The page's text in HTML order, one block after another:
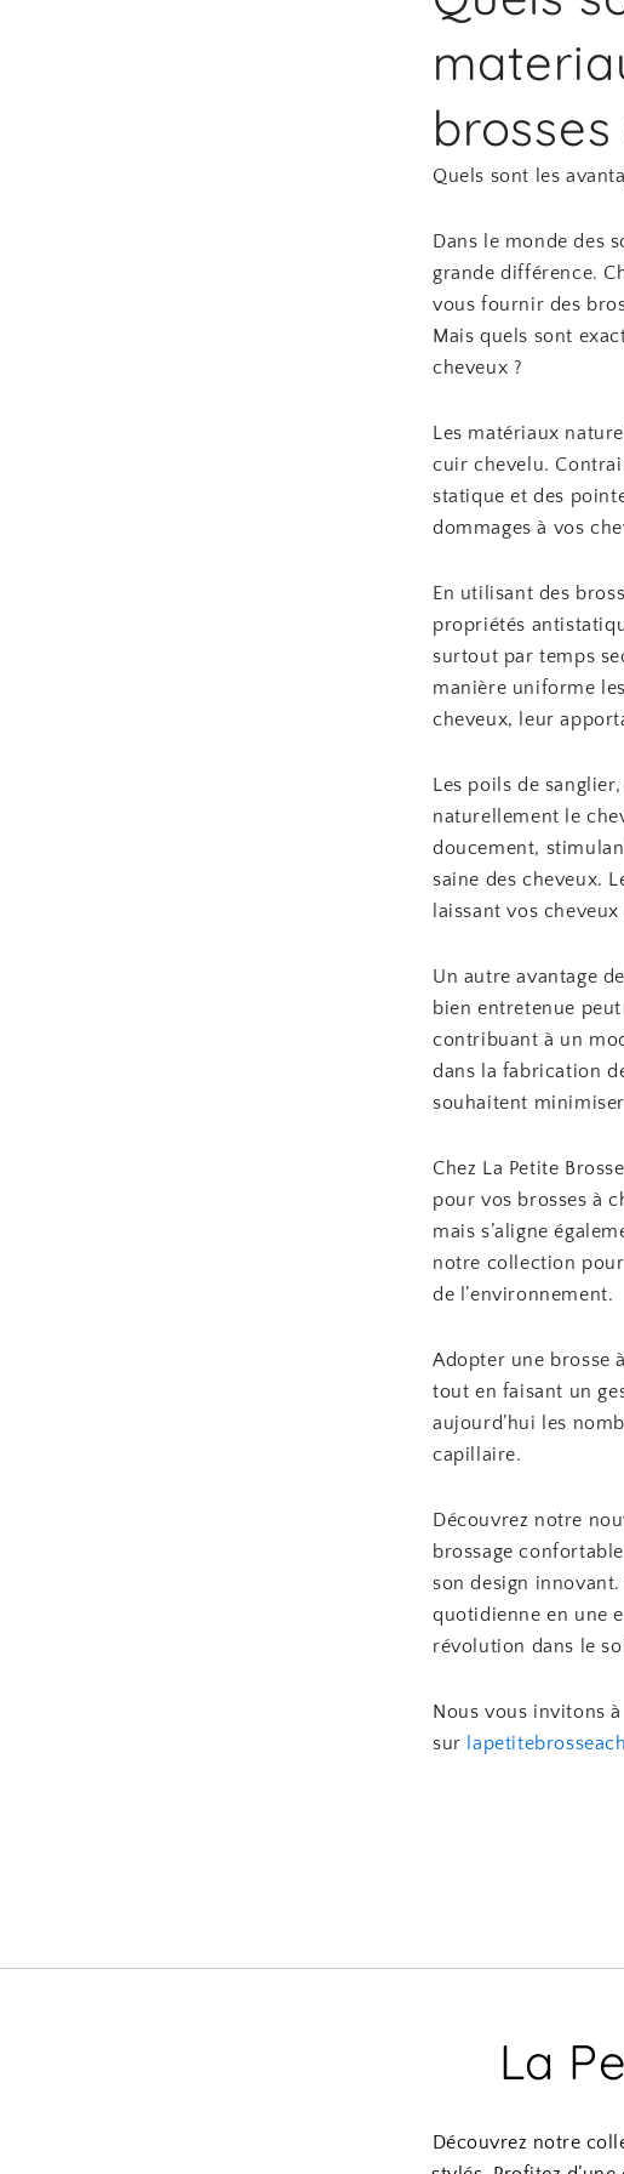
Quels sont les
Dans le monde des
grande différence.
vous fournir des
Mais quels sont
cheveux ?
Les matériaux
cuir chevelu.
statique et des
dommages à vos
En utilisant des
propriétés
surtout par temps
manière uniforme
cheveux, leur
Les poils de
naturellement le
doucement,
saine des cheveux.
laissant vos
Un autre avantage
bien entretenue
contribuant à un
dans la fabrication
souhaitent
Chez La Petite
pour vos brosses à
mais s’aligne
notre collection
de l’environnement.
Adopter une brosse
tout en faisant un
aujourd’hui les
capillaire.
Découvrez notre
brossage
son design
quotidienne en une
révolution dans le
Nous vous invitons
sur
La
Découvrez notre